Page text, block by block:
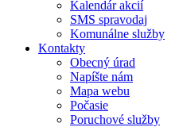
Kalendár akcií
SMS spravodaj
Komunálne služby
Kontakty
Obecný úrad
Napíšte nám
Mapa webu
Počasie
Poruchové služby